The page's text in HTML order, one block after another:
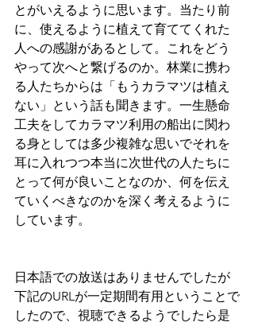
とがいえるように思います。当たり前
に、使えるように植えて育ててくれた
人への感謝があるとして。これをどう
やって次へと繋げるのか。林業に携わ
る人たちからは「もうカラマツは植え
ない」という話も聞きます。一生懸命
工夫をしてカラマツ利用の船出に関わ
る身としては多少複雑な思いでそれを
耳に入れつつ本当に次世代の人たちに
とって何が良いことなのか、何を伝え
ていくべきなのかを深く考えるように
しています。
日本語での放送はありませんでしたが
下記のURLが一定期間有用ということで
したので、視聴できるようでしたら是